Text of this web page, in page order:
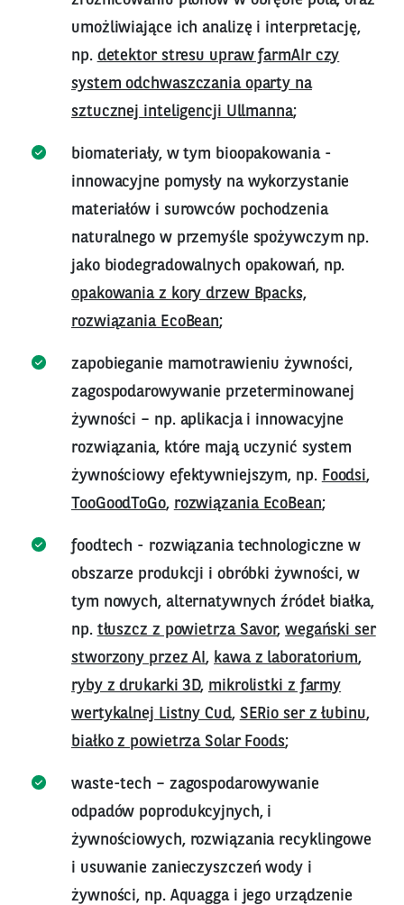
umożliwiające ich analizę i interpretację,
np. detektor stresu upraw farmAIr czy
system odchwaszczania oparty na
sztucznej inteligencji Ullmanna;
biomateriały, w tym bioopakowania -
innowacyjne pomysły na wykorzystanie
materiałów i surowców pochodzenia
naturalnego w przemyśle spożywczym np.
jako biodegradowalnych opakowań, np.
opakowania z kory drzew Bpacks,
rozwiązania EcoBean;
zapobieganie marnotrawieniu żywności,
zagospodarowywanie przeterminowanej
żywności – np. aplikacja i innowacyjne
rozwiązania, które mają uczynić system
żywnościowy efektywniejszym, np. Foodsi,
TooGoodToGo, rozwiązania EcoBean;
foodtech - rozwiązania technologiczne w
obszarze produkcji i obróbki żywności, w
tym nowych, alternatywnych źródeł białka,
np. tłuszcz z powietrza Savor, wegański ser
stworzony przez AI , kawa z laboratorium,
ryby z drukarki 3D, mikrolistki z farmy
wertykalnej Listny Cud, SERio ser z łubinu,
białko z powietrza Solar Foods;
waste-tech – zagospodarowywanie
odpadów poprodukcyjnych, i
żywnościowych, rozwiązania recyklingowe
i usuwanie zanieczyszczeń wody i
żywności, np. Aquagga i jego urządzenie